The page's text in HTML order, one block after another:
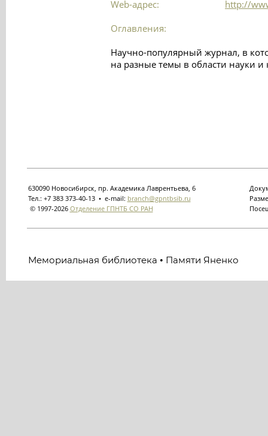
Web-адрес:
http://
Оглавления:
Научно-популярный журнал, в
на разные темы в области науки и
630090 Новосибирск, пр. Академика Лаврентьева, 6
Тел.: +7 383 373-40-13 • e-mail: branch@gpntbsib.ru
© 1997-2026 Отделение ГПНТБ СО РАН
Мемориальная библиотека • Памяти Яненко